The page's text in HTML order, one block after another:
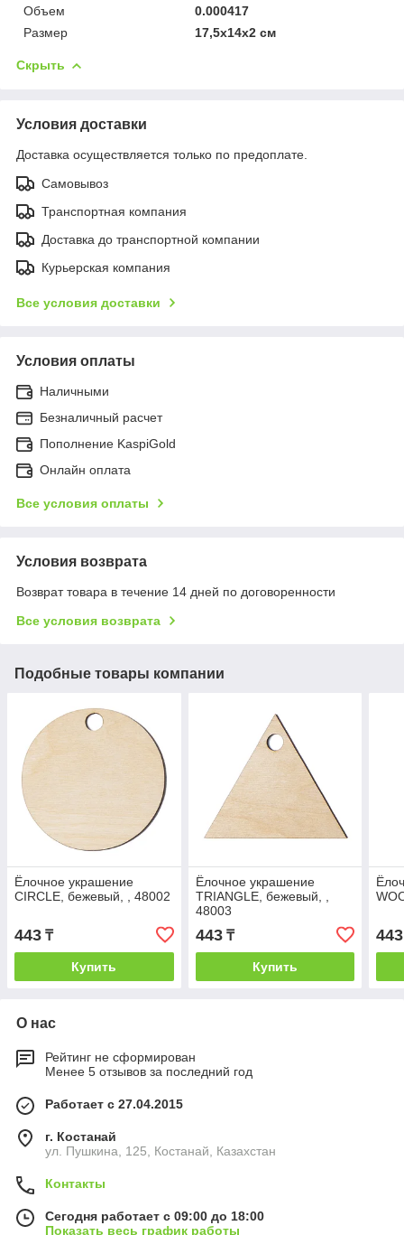
Объем
0.000417
Размер
17,5х14х2 cм
Скрыть
Условия доставки
Доставка осуществляется только по предоплате.
Самовывоз
Транспортная компания
Доставка до транспортной компании
Курьерская компания
Все условия доставки
Условия оплаты
Наличными
Безналичный расчет
Пополнение KaspiGold
Онлайн оплата
Все условия оплаты
Условия возврата
Возврат товара в течение 14 дней по договоренности
Все условия возврата
Подобные товары компании
Ёлочное украшение
CIRCLE, бежевый, , 48002
443 ₸
Купить
Ёлочное украшение
TRIANGLE, бежевый, ,
48003
443₸
Купить
443
О нас
Рейтинг не сформирован
Менее 5 отзывов за последний год
Работает с 27.04.2015
г. Костанай
ул. Пушкина, 125, Костанай, Казахстан
Контакты
Сегодня работает с 09:00 до 18:00
Показать весь график работы